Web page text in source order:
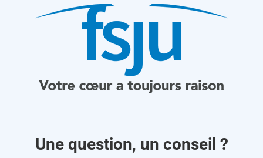
Une question, un conseil ?